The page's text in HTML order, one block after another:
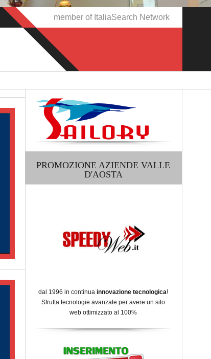
member of ItaliaSearch Network
PROMOZIONE AZIENDE VALLE
D'AOSTA
dal 1996 in continua innovazione tecnologica!
Sfrutta tecnologie avanzate per avere un sito
web ottimizzato al 100%